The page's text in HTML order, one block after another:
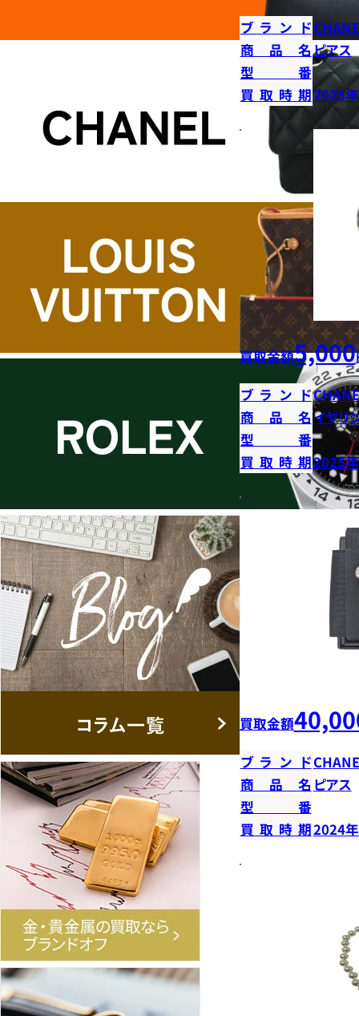
ブランド
商品名ピアス
型番
買取時期2025
買取金額5,000
ブランド
商品名イヤリ
型番
買取時期2025
買取金額
ブランド
商品名 ピアス
型番
買取時期2024